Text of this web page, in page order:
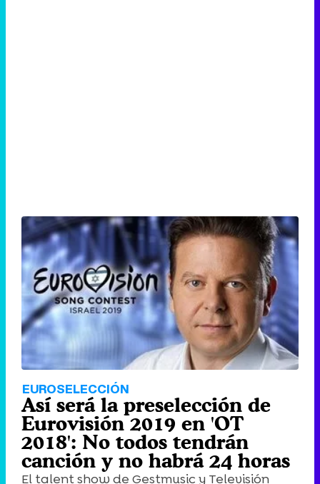
EUROSELECCIÓN
Así será la preselección de
Eurovisión 2019 en 'OT
2018': No todos tendrán
canción y no habrá 24 horas
El talent show de Gestmusic y Televisión